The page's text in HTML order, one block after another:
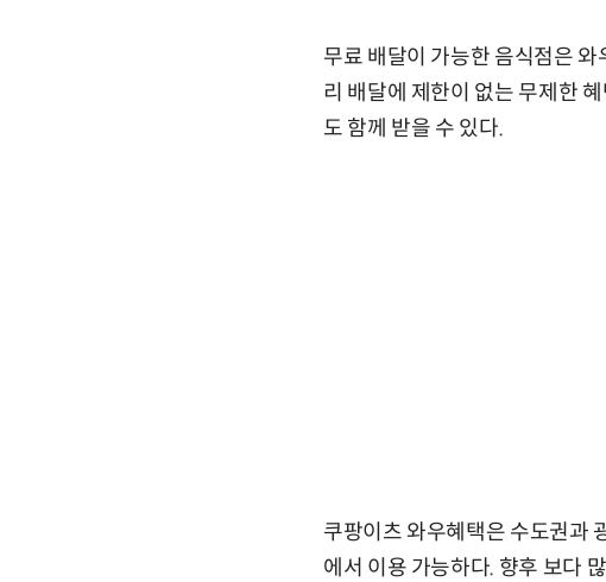
무료 배달이 가능한 음식점은 와
리 배달에 제한이 없는 무제한
도 함께 받을 수 있다.
쿠팡이츠 와우혜택은 수도권과
에서 이용 가능하다. 향후 보다